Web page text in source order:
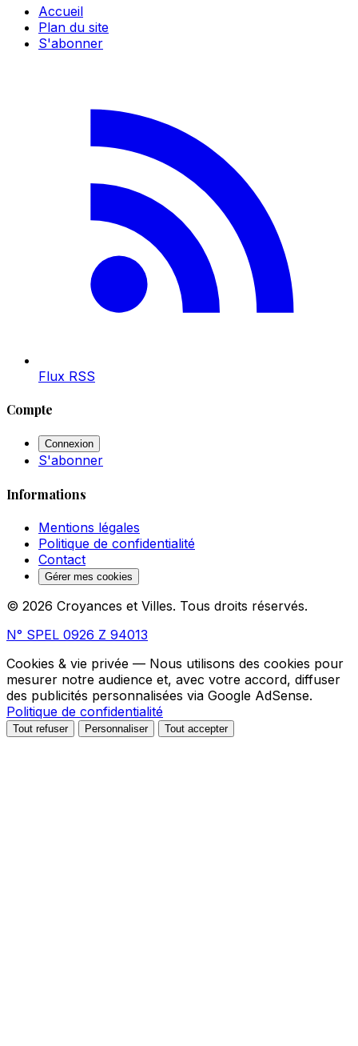
Accueil
Plan du site
S'abonner
Flux RSS
Compte
Connexion
S'abonner
Informations
Mentions légales
Politique de confidentialité
Contact
Gérer mes cookies
© 2026 Croyances et Villes. Tous droits réservés.
N° SPEL 0926 Z 94013
Cookies & vie privée — Nous utilisons des cookies pour
mesurer notre audience et, avec votre accord, diffuser
des publicités personnalisées via Google AdSense.
Politique de confidentialité
Tout refuser Personnaliser Tout accepter